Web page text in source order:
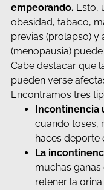
empeorando. Esto,
obesidad, tabaco,
previas (prolapso) y
(menopausia)
Cabe destacar que
pueden verse
Encontramos tres
Incontinencia
cuando toses,
haces deporte
La
muchas
retener la